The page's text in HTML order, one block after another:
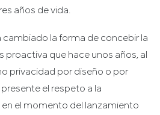
años de vida.
la forma de concebir la
proactiva que hace unos años, al
privacidad por diseño o por
el respeto a la
el momento del lanzamiento